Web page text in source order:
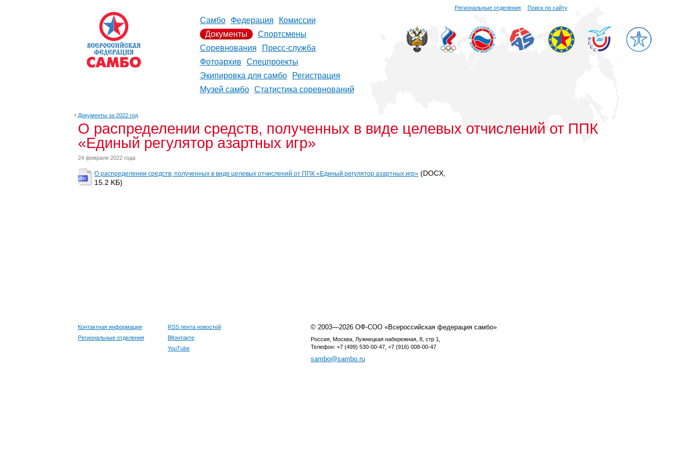
Региональные отделения Поиск по сайту
Самбо Федерация
Комиссии
Документы
Спортсмены
Соревнования
Пресс-служба
Фотоархив
Спецпроекты
Экипировка для самбо
Регистрация
Музей самбо
Статистика соревнований
↑ Документы за 2022 год
О распределении средств, полученных в виде целевых отчислений от ППК
«Единый регулятор азартных игр»
24 февраля 2022 года
О распределении средств, полученных в виде целевых отчислений от ППК «Единый регулятор азартных игр» (DOCX,
15.2 KБ)
Контактная информация
Региональные отделения
RSS лента новостей
ВКонтакте
YouTube
© 2003—2026 ОФ-СОО «Всероссийская федерация самбо»
Россия, Москва, Лужнецкая набережная, 8, стр 1,
Телефон: +7 (499) 530-00-47, +7 (916) 008-00-47
sambo@sambo.ru